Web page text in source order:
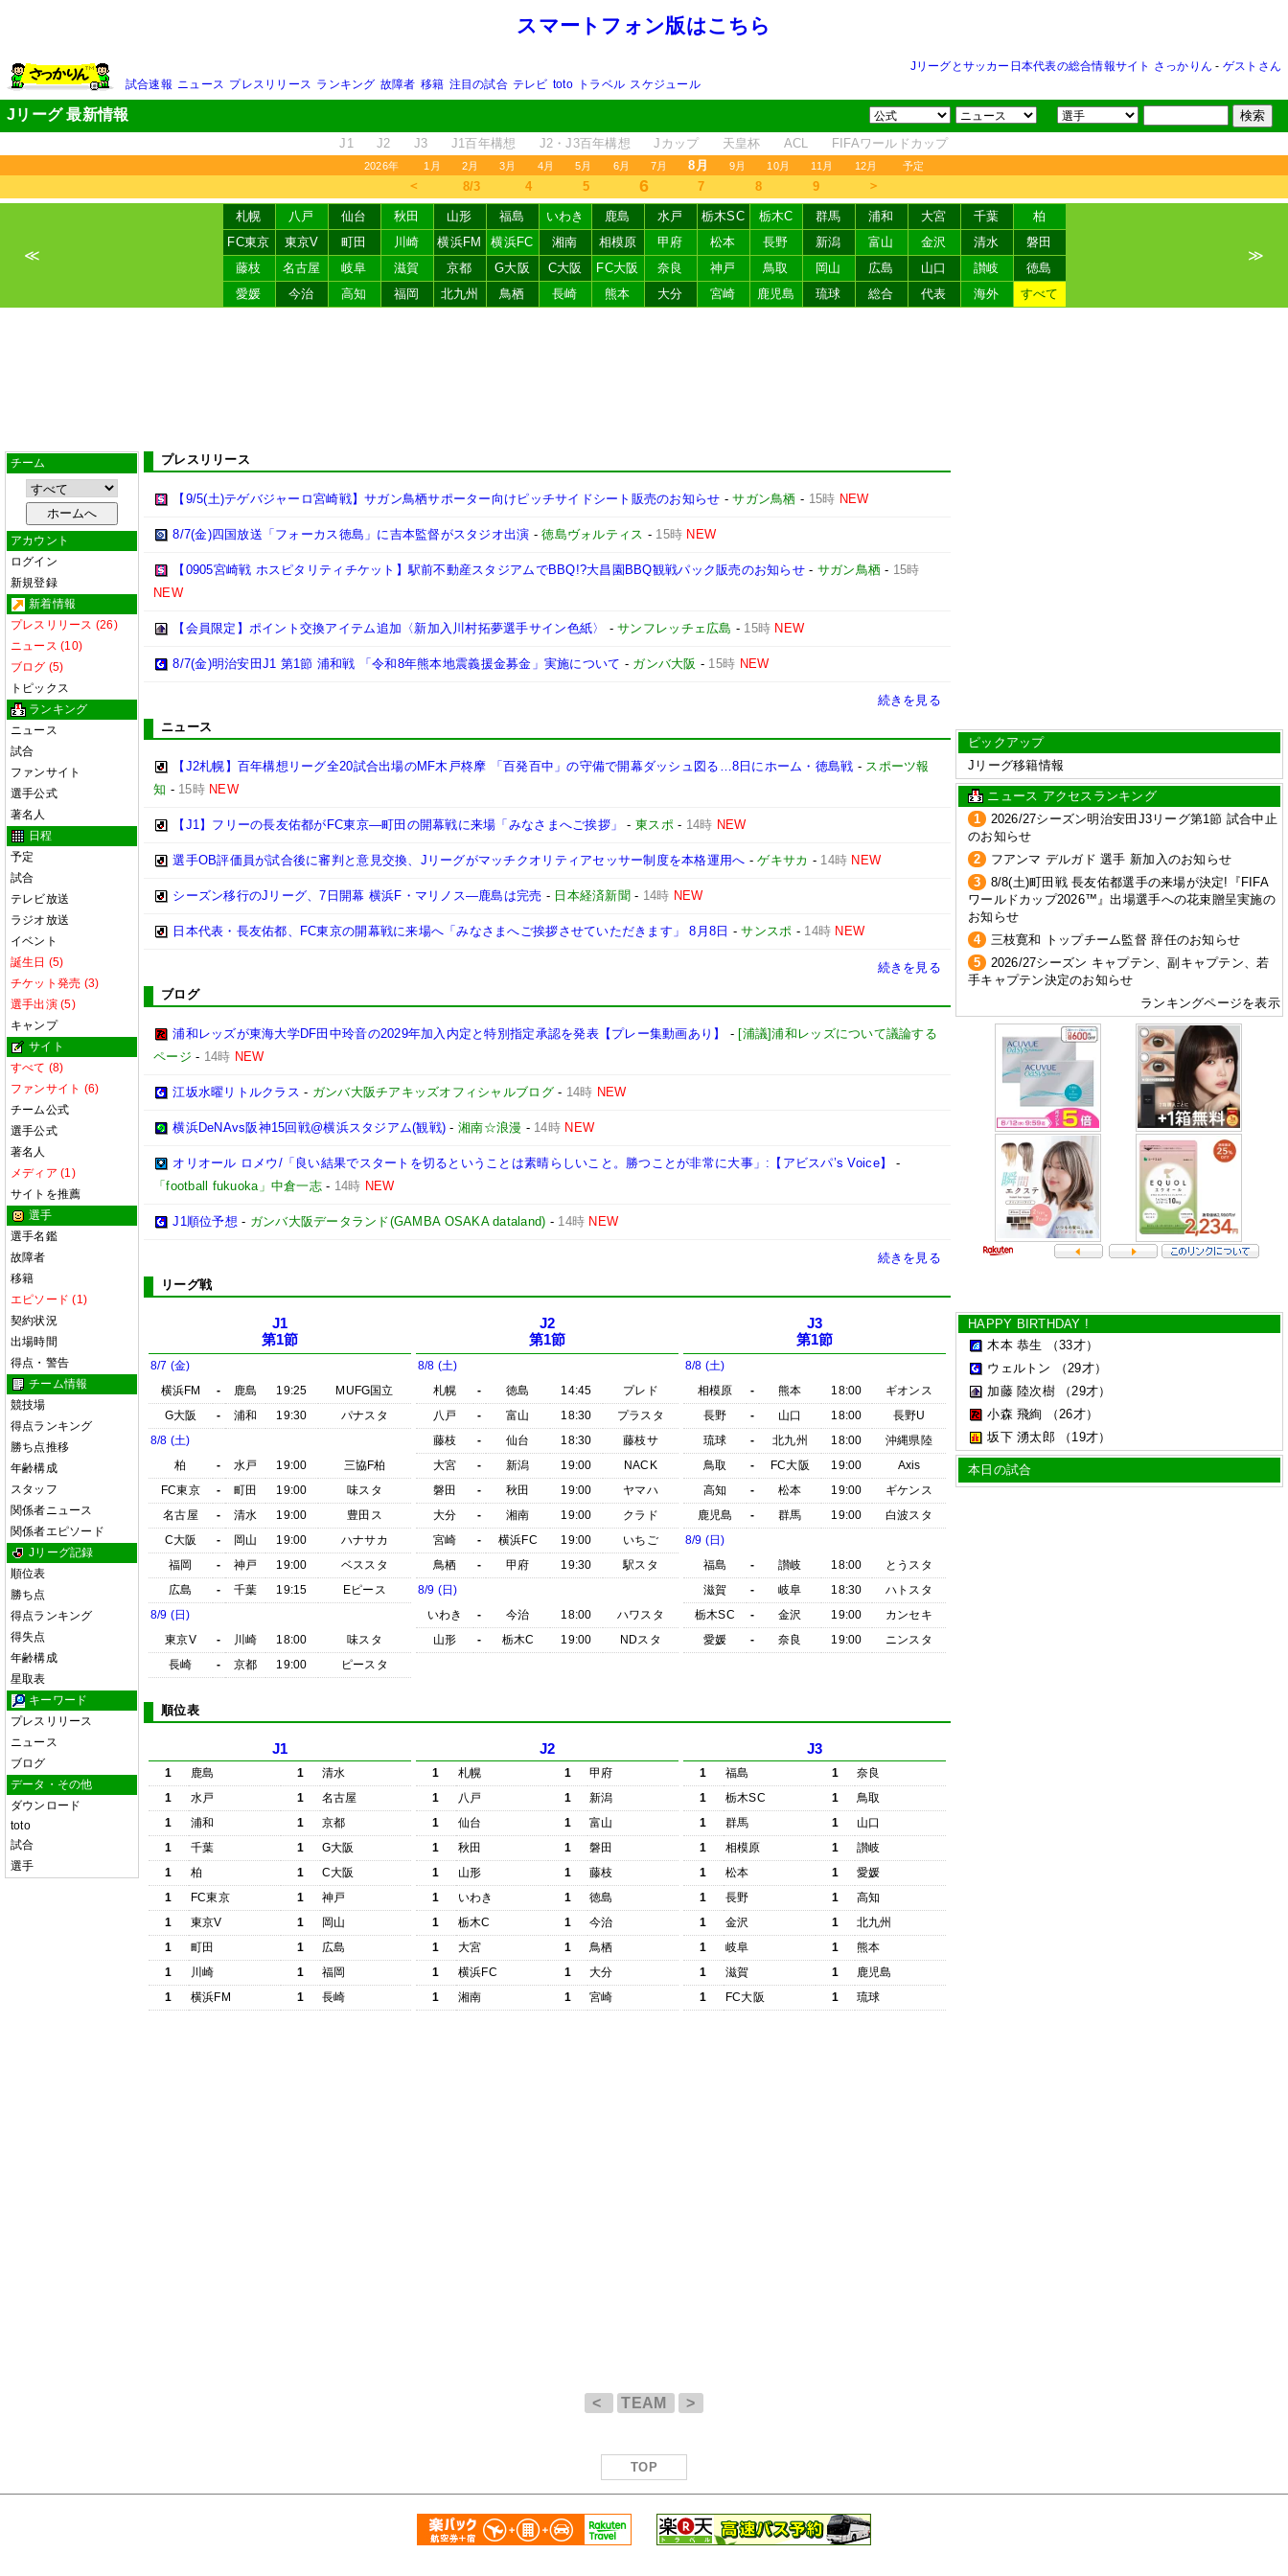
スマートフォン版はこちら
Jリーグとサッカー日本代表の総合情報サイト さっかりん - ゲストさん
試合速報 ニュース プレスリリース ランキング 故障者 移籍 注目の試合 テレビ toto トラベル スケジュール
Jリーグ 最新情報
J1 J2 J3 J1百年構想 J2・J3百年構想 Jカップ 天皇杯 ACL FIFAワールドカップ
2026年 1月 2月 3月 4月 5月 6月 7月 8月 9月 10月 11月 12月 予定
＜ 8/3 4 5 6 7 8 9 ＞
≪
札幌 八戸 仙台 秋田 山形 福島 いわき 鹿島 水戸 栃木SC 栃木C 群馬 浦和 大宮 千葉
柏
FC東京
東京V 町田 川崎 横浜FM 横浜FC 湘南 相模原 甲府 松本 長野 新潟 富山 金沢 清水
磐田
藤枝
名古屋 岐阜 滋賀 京都 G大阪 C大阪 FC大阪 奈良 神戸 鳥取 岡山 広島 山口 讃岐
徳島
愛媛
今治 高知 福岡 北九州 鳥栖 長崎 熊本 大分 宮崎 鹿児島 琉球 総合 代表 海外 すべて
≫
チーム
アカウント
ログイン
新規登録
新着情報
プレスリリース (26)
ニュース (10)
ブログ (5)
トピックス
ランキング
ニュース
試合
ファンサイト
選手公式
著名人
日程
予定
試合
テレビ放送
ラジオ放送
イベント
誕生日 (5)
チケット発売 (3)
選手出演 (5)
キャンプ
サイト
すべて (8)
ファンサイト (6)
チーム公式
選手公式
著名人
メディア (1)
サイトを推薦
選手
選手名鑑
故障者
移籍
エピソード (1)
契約状況
出場時間
得点・警告
チーム情報
競技場
得点ランキング
勝ち点推移
年齢構成
スタッフ
関係者ニュース
関係者エピソード
Jリーグ記録
順位表
勝ち点
得点ランキング
得失点
年齢構成
星取表
キーワード
プレスリリース
ニュース
ブログ
データ・その他
ダウンロード
toto
試合
選手
プレスリリース
【9/5(土)テゲバジャーロ宮崎戦】サガン鳥栖サポーター向けピッチサイドシート販売のお知らせ -サガン鳥栖 - 15時 NEW
8/7(金)四国放送「フォーカス徳島」に吉本監督がスタジオ出演 -徳島ヴォルティス - 15時 NEW
【0905宮崎戦 ホスピタリティチケット】駅前不動産スタジアムでBBQ!?大昌園BBQ観戦パック販売のお知らせ- サガン鳥栖 - 15時
NEW
【会員限定】ポイント交換アイテム追加〈新加入川村拓夢選手サイン色紙〉 -サンフレッチェ広島 - 15時 NEW
8/7(金)明治安田J1 第1節 浦和戦 「令和8年熊本地震義援金募金」実施について - ガンバ大阪 - 15時 NEW
続きを見る
ニュース
【J2札幌】百年構想リーグ全20試合出場のMF木戸柊摩 「百発百中」の守備で開幕ダッシュ図る…8日にホーム・徳島戦 - スポーツ報
知 - 15時 NEW
【J1】フリーの長友佑都がFC東京―町田の開幕戦に来場「みなさまへご挨拶」 - 東スポ- 14時 NEW
選手OB評価員が試合後に審判と意見交換、Jリーグがマッチクオリティアセッサー制度を本格運用へ -ゲキサカ - 14時 NEW
シーズン移行のJリーグ、7日開幕 横浜F・マリノス―鹿島は完売 - 日本経済新聞 - 14時 NEW
日本代表・長友佑都、FC東京の開幕戦に来場へ「みなさまへご挨拶させていただきます」 8月8日 -サンスポ - 14時 NEW
続きを見る
ブログ
浦和レッズが東海大学DF田中玲音の2029年加入内定と特別指定承認を発表【プレー集動画あり】 - [浦議]浦和レッズについて議論する
ページ - 14時 NEW
江坂水曜リトルクラス - ガンバ大阪チアキッズオフィシャルブログ- 14時 NEW
横浜DeNAvs阪神15回戦@横浜スタジアム(観戦) -湘南☆浪漫 - 14時 NEW
オリオール ロメウ/「良い結果でスタートを切るということは素晴らしいこと。勝つことが非常に大事」:【アビスパ’s Voice】
-
「football fukuoka」中倉一志- 14時 NEW
J1順位予想 - ガンバ大阪データランド(GAMBA OSAKA dataland) - 14時 NEW
続きを見る
リーグ戦
J1
第1節
8/7 (金)
横浜FM
- 鹿島 19:25
MUFG国立
G大阪
- 浦和 19:30
パナスタ
8/8 (土)
柏
- 水戸 19:00
三協F柏
FC東京
- 町田 19:00
味スタ
名古屋
- 清水 19:00
豊田ス
C大阪
- 岡山 19:00
ハナサカ
福岡
- 神戸 19:00
ベススタ
広島
- 千葉 19:15
Eピース
8/9 (日)
東京V
- 川崎 18:00
味スタ
長崎
- 京都 19:00 ピースタ
J2
第1節
8/8 (土)
札幌
- 徳島 14:45
プレド
八戸
- 富山 18:30
プラスタ
藤枝
- 仙台 18:30
藤枝サ
大宮
- 新潟 19:00
NACK
磐田
- 秋田 19:00
ヤマハ
大分
- 湘南 19:00
クラド
宮崎
- 横浜FC 19:00
いちご
鳥栖
- 甲府 19:30
駅スタ
8/9 (日)
いわき
- 今治 18:00
ハワスタ
山形
- 栃木C 19:00 NDスタ
J3
第1節
8/8 (土)
相模原
- 熊本 18:00
ギオンス
長野
- 山口 18:00
長野U
琉球
- 北九州 18:00
沖縄県陸
鳥取
- FC大阪 19:00
Axis
高知
- 松本 19:00
ギケンス
鹿児島
- 群馬 19:00
白波スタ
8/9 (日)
福島
- 讃岐 18:00
とうスタ
滋賀
- 岐阜 18:30
ハトスタ
栃木SC
- 金沢 19:00
カンセキ
愛媛
- 奈良 19:00 ニンスタ
順位表
J1
1 鹿島 1
清水
1
水戸 1
名古屋
1
浦和 1
京都
1
千葉 1
G大阪
1
柏 1
C大阪
1
FC東京 1
神戸
1
東京V 1
岡山
1
町田 1
広島
1
川崎 1
福岡
1
横浜FM 1 長崎
J2
1 札幌 1
甲府
1
八戸 1
新潟
1
仙台 1
富山
1
秋田 1
磐田
1
山形 1
藤枝
1
いわき 1
徳島
1
栃木C 1
今治
1
大宮 1
鳥栖
1
横浜FC 1
大分
1
湘南 1 宮崎
J3
1 福島 1
奈良
1
栃木SC 1
鳥取
1
群馬 1
山口
1
相模原 1
讃岐
1
松本 1
愛媛
1
長野 1
高知
1
金沢 1
北九州
1
岐阜 1
熊本
1
滋賀 1
鹿児島
1
FC大阪 1 琉球
ピックアップ
Jリーグ移籍情報
ニュース アクセスランキング
1
2026/27シーズン明治安田J3リーグ第1節 試合中止
のお知らせ
2
フアンマ デルガド 選手 新加入のお知らせ
3
8/8(土)町田戦 長友佑都選手の来場が決定!『FIFA
ワールドカップ2026™』出場選手への花束贈呈実施の
お知らせ
4
三枝寛和 トップチーム監督 辞任のお知らせ
5
2026/27シーズン キャプテン、副キャプテン、若
手キャプテン決定のお知らせ
ランキングページを表示
HAPPY BIRTHDAY !
木本 恭生
（33才）
ウェルトン
（29才）
加藤 陸次樹
（29才）
小森 飛絢
（26才）
坂下 湧太郎
（19才）
本日の試合
< TEAM >
TOP